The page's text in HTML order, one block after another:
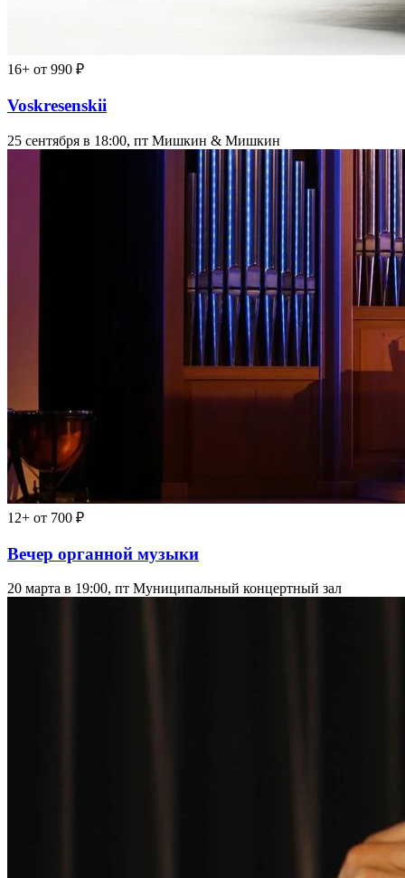
16+ от 990 ₽
Voskresenskii
25 сентября в 18:00, пт Мишкин & Мишкин
12+ от 700 ₽
Вечер органной музыки
20 марта в 19:00, пт Муниципальный концертный зал